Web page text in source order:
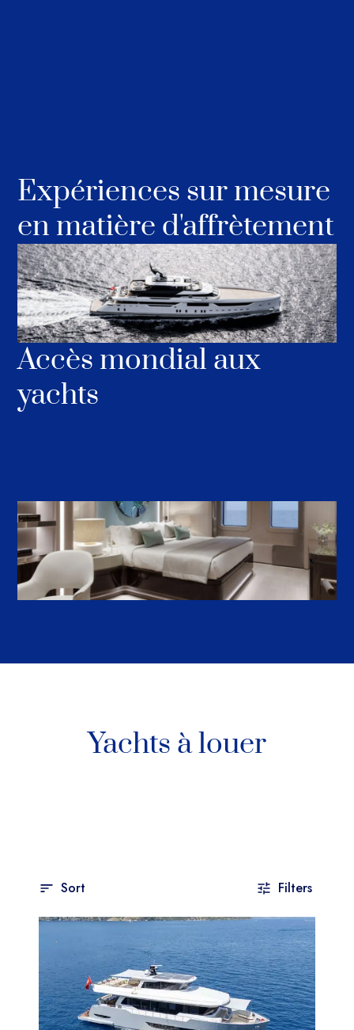
Expériences sur mesure
en matière d'affrètement
Accès mondial aux
yachts
Yachts à louer